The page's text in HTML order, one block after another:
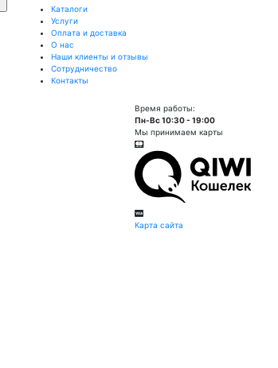
Каталоги
Услуги
Оплата и доставка
О нас
Наши клиенты и отзывы
Сотрудничество
Контакты
Время работы:
Пн-Вс 10:30 - 19:00
Мы принимаем карты
Карта сайта